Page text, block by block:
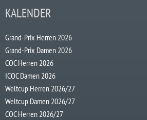
KALENDER
Grand-Prix Herren 2026
Grand-Prix Damen 2026
COC Herren 2026
ICOC Damen 2026
Weltcup Herren 2026/27
Weltcup Damen 2026/27
COC Herren 2026/27